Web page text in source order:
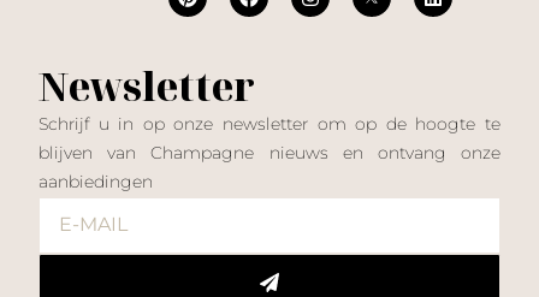
Newsletter
Schrijf u in op onze newsletter om op de hoogte te
blijven van Champagne nieuws en ontvang onze
aanbiedingen